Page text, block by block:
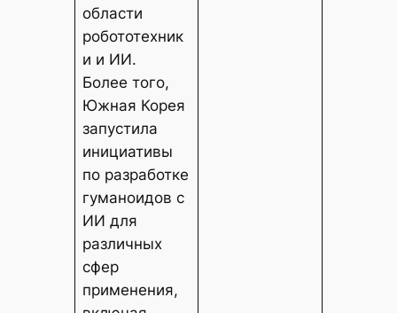
области
робототехник
и и ИИ.
Более того,
Южная Корея
запустила
инициативы
по разработке
гуманоидов с
ИИ для
различных
сфер
применения,